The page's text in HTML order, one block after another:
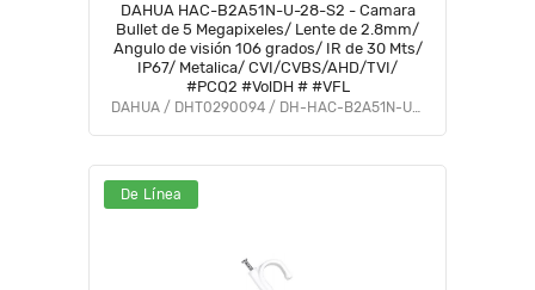
DAHUA HAC-B2A51N-U-28-S2 - Camara
Bullet de 5 Megapixeles/ Lente de 2.8mm/
Angulo de visión 106 grados/ IR de 30 Mts/
IP67/ Metalica/ CVI/CVBS/AHD/TVI/
#PCQ2 #VolDH # #VFL
DAHUA / DHT0290094 / DH-HAC-B2A51N-U-0280B-S2
De Línea